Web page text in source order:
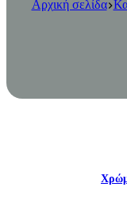
Αρχική σελίδα